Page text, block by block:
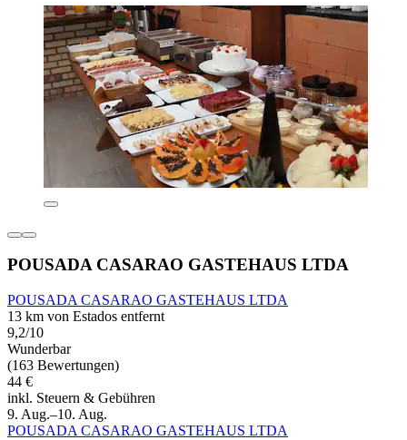
POUSADA CASARAO GASTEHAUS LTDA
POUSADA CASARAO GASTEHAUS LTDA
13 km von Estados entfernt
9,2/10
Wunderbar
(163 Bewertungen)
44 €
inkl. Steuern & Gebühren
9. Aug.–10. Aug.
POUSADA CASARAO GASTEHAUS LTDA